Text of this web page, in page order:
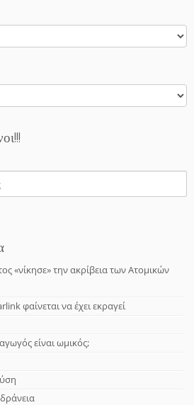
«νίκησε» την ακρίβεια των Ατομικών
φαίνεται να έχει εκραγεί
είναι ωμικός;